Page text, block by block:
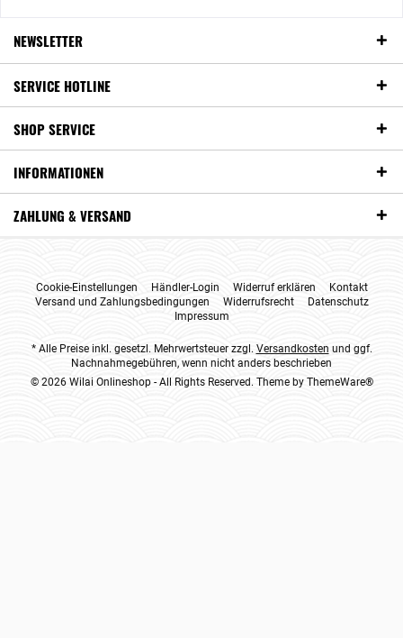
NEWSLETTER
SERVICE HOTLINE
SHOP SERVICE
INFORMATIONEN
ZAHLUNG & VERSAND
Cookie-Einstellungen Händler-Login Widerruf erklären
Kontakt
Versand und Zahlungsbedingungen
Widerrufsrecht
Datenschutz
Impressum
* Alle Preise inkl. gesetzl. Mehrwertsteuer zzgl. Versandkosten und ggf.
Nachnahmegebühren, wenn nicht anders beschrieben
© 2026 Wilai Onlineshop - All Rights Reserved. Theme by ThemeWare®